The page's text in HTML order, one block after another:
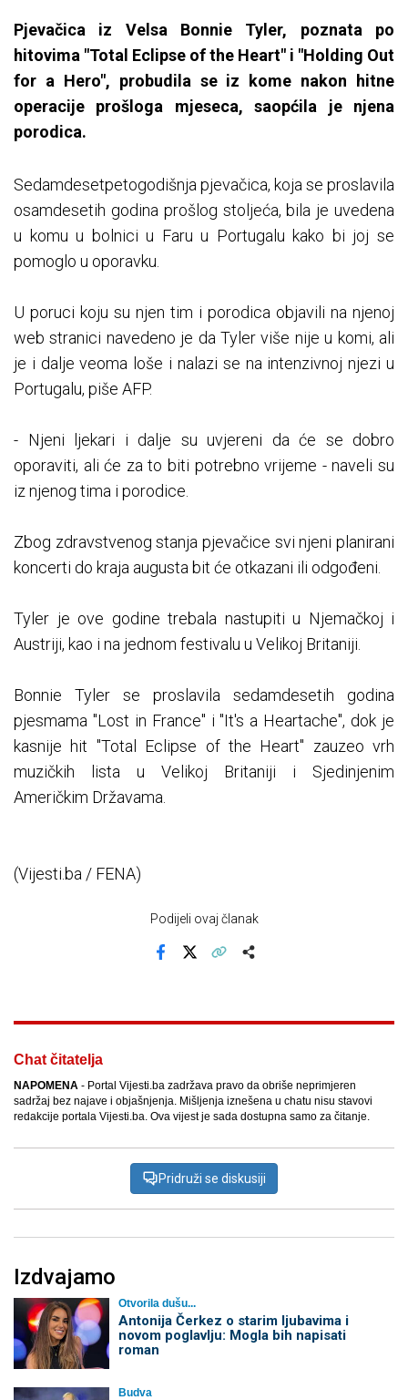
Pjevačica iz Velsa Bonnie Tyler, poznata po
hitovima "Total Eclipse of the Heart" i "Holding Out
for a Hero", probudila se iz kome nakon hitne
operacije prošloga mjeseca, saopćila je njena
porodica.
Sedamdesetpetogodišnja pjevačica, koja se proslavila
osamdesetih godina prošlog stoljeća, bila je uvedena
u komu u bolnici u Faru u Portugalu kako bi joj se
pomoglo u oporavku.
U poruci koju su njen tim i porodica objavili na njenoj
web stranici navedeno je da Tyler više nije u komi, ali
je i dalje veoma loše i nalazi se na intenzivnoj njezi u
Portugalu, piše AFP.
- Njeni ljekari i dalje su uvjereni da će se dobro
oporaviti, ali će za to biti potrebno vrijeme - naveli su
iz njenog tima i porodice.
Zbog zdravstvenog stanja pjevačice svi njeni planirani
koncerti do kraja augusta bit će otkazani ili odgođeni.
Tyler je ove godine trebala nastupiti u Njemačkoj i
Austriji, kao i na jednom festivalu u Velikoj Britaniji.
Bonnie Tyler se proslavila sedamdesetih godina
pjesmama "Lost in France" i "It's a Heartache", dok je
kasnije hit "Total Eclipse of the Heart" zauzeo vrh
muzičkih lista u Velikoj Britaniji i Sjedinjenim
Američkim Državama.
(Vijesti.ba / FENA)
Podijeli ovaj članak
Chat čitatelja
NAPOMENA - Portal Vijesti.ba zadržava pravo da obriše neprimjeren
sadržaj bez najave i objašnjenja. Mišljenja iznešena u chatu nisu stavovi
redakcije portala Vijesti.ba. Ova vijest je sada dostupna samo za čitanje.
Pridruži se diskusiji
Izdvajamo
Otvorila dušu...
Antonija Čerkez o starim ljubavima i
novom poglavlju: Mogla bih napisati
roman
Budva